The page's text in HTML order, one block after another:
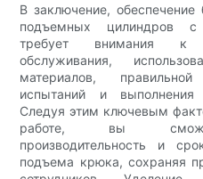
В заключение, обеспечение
подъемных цилиндров с
требует внимания к
обслуживания,
материалов,
испытаний и выполнения
Следуя этим ключевым
работе, вы
производительность и
подъема крюка, сохраняя